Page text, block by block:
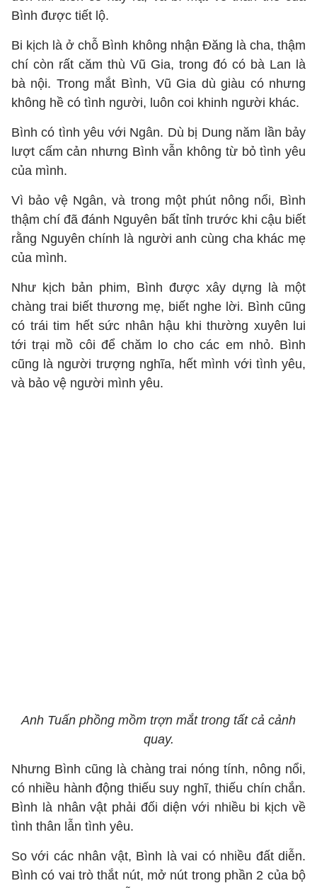
Bình được tiết lộ.
Bi kịch là ở chỗ Bình không nhận Đăng là cha, thậm
chí còn rất căm thù Vũ Gia, trong đó có bà Lan là
bà nội. Trong mắt Bình, Vũ Gia dù giàu có nhưng
không hề có tình người, luôn coi khinh người khác.
Bình có tình yêu với Ngân. Dù bị Dung năm lần bảy
lượt cấm cản nhưng Bình vẫn không từ bỏ tình yêu
của mình.
Vì bảo vệ Ngân, và trong một phút nông nổi, Bình
thậm chí đã đánh Nguyên bất tỉnh trước khi cậu biết
rằng Nguyên chính là người anh cùng cha khác mẹ
của mình.
Như kịch bản phim, Bình được xây dựng là một
chàng trai biết thương mẹ, biết nghe lời. Bình cũng
có trái tim hết sức nhân hậu khi thường xuyên lui
tới trại mồ côi để chăm lo cho các em nhỏ. Bình
cũng là người trượng nghĩa, hết mình với tình yêu,
và bảo vệ người mình yêu.
Anh Tuấn phồng mồm trợn mắt trong tất cả cảnh
quay.
Nhưng Bình cũng là chàng trai nóng tính, nông nổi,
có nhiều hành động thiếu suy nghĩ, thiếu chín chắn.
Bình là nhân vật phải đối diện với nhiều bi kịch về
tình thân lẫn tình yêu.
So với các nhân vật, Bình là vai có nhiều đất diễn.
Bình có vai trò thắt nút, mở nút trong phần 2 của bộ